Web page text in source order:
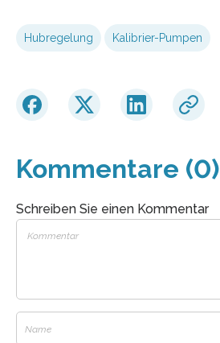
Hubregelung Kalibrier-Pumpen
Kommentare (0)
Schreiben Sie einen Kommentar